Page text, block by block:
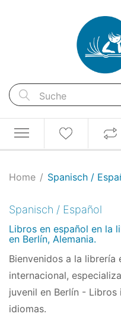
Home Spanisch /
Spanisch / Español
Libros en español en la
en Berlín, Alemania.
Bienvenidos a la librería
internacional,
juvenil en Berlín -
idiomas.